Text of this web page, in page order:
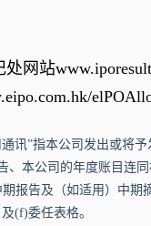
处网站
通讯”指本公司发出或将
、本公司的年度账目连
报告及（如适用）中期
(f)委任表格。